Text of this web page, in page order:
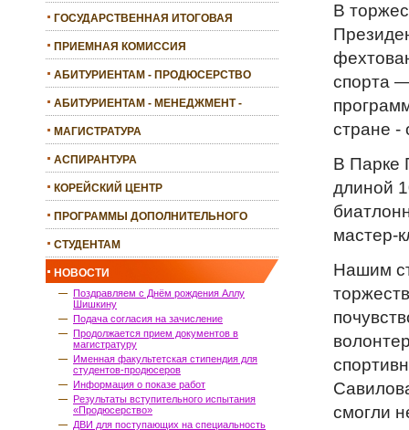
ГОСУДАРСТВЕННАЯ ИТОГОВАЯ
ПРИЕМНАЯ КОМИССИЯ
АБИТУРИЕНТАМ - ПРОДЮСЕРСТВО
АБИТУРИЕНТАМ - МЕНЕДЖМЕНТ -
МАГИСТРАТУРА
АСПИРАНТУРА
КОРЕЙСКИЙ ЦЕНТР
ПРОГРАММЫ ДОПОЛНИТЕЛЬНОГО
СТУДЕНТАМ
НОВОСТИ
Поздравляем с Днём рождения Аллу
Шишкину
Подача согласия на зачисление
Продолжается прием документов в
магистратуру
Именная факультетская стипендия для
студентов-продюсеров
Информация о показе работ
Результаты вступительного испытания
«Продюсерство»
ДВИ для поступающих на специальность
В
спорта
стране -
В Парке
длиной
мастер-
Нашим
смогли